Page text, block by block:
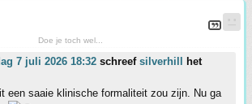
Doe je toch wel...
7 juli 2026 18:32 schreef silverhill
het
een saaie klinische formaliteit zou zijn. Nu ga